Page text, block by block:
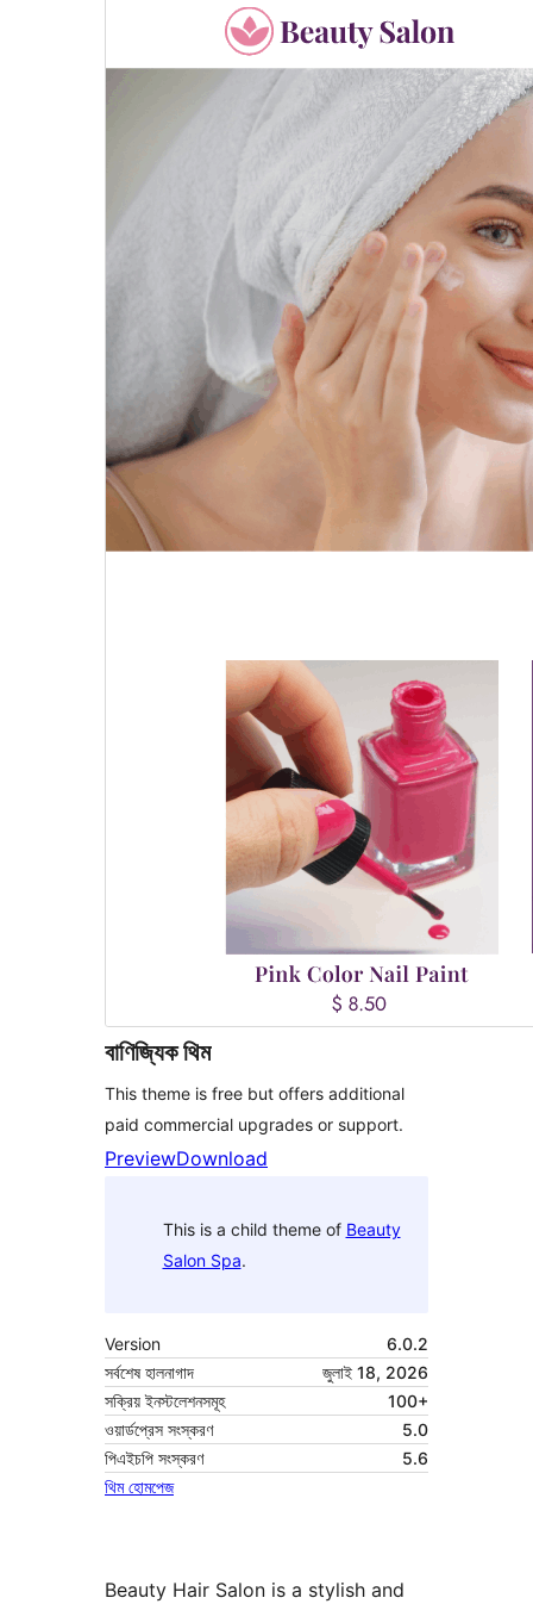
বাণিজ্যিক থিম
This theme is free but offers additional
paid commercial upgrades or support.
PreviewDownload
This is a child theme of Beauty
Salon Spa.
Version
6.0.2
সর্বশেষ হালনাগাদ
জুলাই 18, 2026
সক্রিয় ইনস্টলেশনসমূহ
100+
ওয়ার্ডপ্রেস সংস্করণ
5.0
পিএইচপি সংস্করণ
5.6
থিম হোমপেজ
Beauty Hair Salon is a stylish and